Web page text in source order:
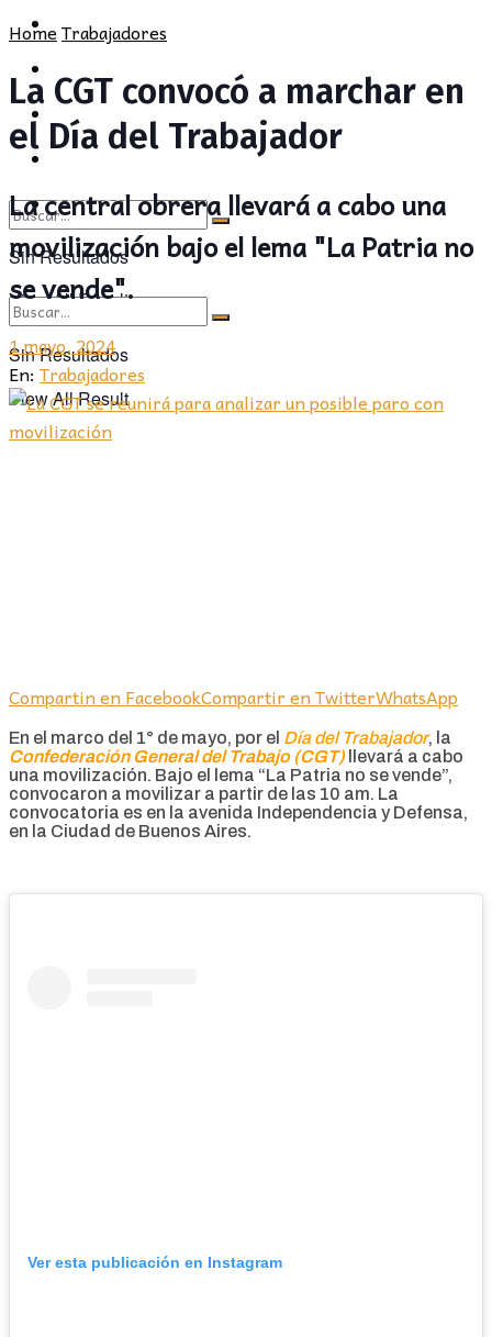
POLÍTICA
CULTURA
OPINIÓN
Sin Resultados
View All Result
PROVINCIA
SOCIEDAD
OPINIÓN
Sin Resultados
View All Result
HomeTrabajadores
La CGT convocó a marchar en
el Día del Trabajador
La central obrera llevará a cabo una
movilización bajo el lema "La Patria no
se vende".
1 mayo, 2024
En: Trabajadores
Compartin en FacebookCompartir en TwitterWhatsApp
En el marco del 1° de mayo, por el Día del Trabajador, la
Confederación General del Trabajo (CGT)llevará a cabo
una movilización. Bajo el lema “La Patria no se vende”,
convocaron a movilizar a partir de las 10 am. La
convocatoria es en la avenida Independencia y Defensa,
en la Ciudad de Buenos Aires.
Ver esta publicación en Instagram